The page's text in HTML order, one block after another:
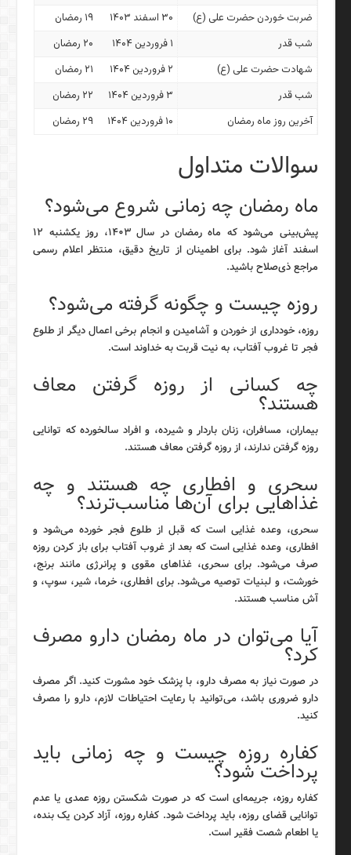
ضربت خوردن حضرت علی (ع)
۳۰ اسفند ۱۴۰۳
۱۹ رمضان
شب قدر
۱ فروردین ۱۴۰۴
۲۰ رمضان
شهادت حضرت علی (ع)
۲ فروردین ۱۴۰۴
۲۱ رمضان
شب قدر
۳ فروردین ۱۴۰۴
۲۲ رمضان
آخرین روز ماه رمضان
۱۰ فروردین ۱۴۰۴ ۲۹ رمضان
سوالات متداول
ماه رمضان چه زمانی شروع می‌شود؟
پیش‌بینی می‌شود که ماه رمضان در سال ۱۴۰۳، روز یکشنبه ۱۲
اسفند آغاز شود. برای اطمینان از تاریخ دقیق، منتظر اعلام رسمی
مراجع ذی‌صلاح باشید.
روزه چیست و چگونه گرفته می‌شود؟
روزه، خودداری از خوردن و آشامیدن و انجام برخی اعمال دیگر از طلوع
فجر تا غروب آفتاب، به نیت قربت به خداوند است.
چه کسانی از روزه گرفتن معاف
هستند؟
بیماران، مسافران، زنان باردار و شیرده، و افراد سالخورده که توانایی
روزه گرفتن ندارند، از روزه گرفتن معاف هستند.
سحری و افطاری چه هستند و چه
غذاهایی برای آن‌ها مناسب‌ترند؟
سحری، وعده غذایی است که قبل از طلوع فجر خورده می‌شود و
افطاری، وعده غذایی است که بعد از غروب آفتاب برای باز کردن روزه
صرف می‌شود. برای سحری، غذاهای مقوی و پرانرژی مانند برنج،
خورشت، و لبنیات توصیه می‌شود. برای افطاری، خرما، شیر، سوپ، و
آش مناسب هستند.
آیا می‌توان در ماه رمضان دارو مصرف
کرد؟
در صورت نیاز به مصرف دارو، با پزشک خود مشورت کنید. اگر مصرف
دارو ضروری باشد، می‌توانید با رعایت احتیاطات لازم، دارو را مصرف
کنید.
کفاره روزه چیست و چه زمانی باید
پرداخت شود؟
کفاره روزه، جریمه‌ای است که در صورت شکستن روزه عمدی یا عدم
توانایی قضای روزه، باید پرداخت شود. کفاره روزه، آزاد کردن یک بنده،
یا اطعام شصت فقیر است.